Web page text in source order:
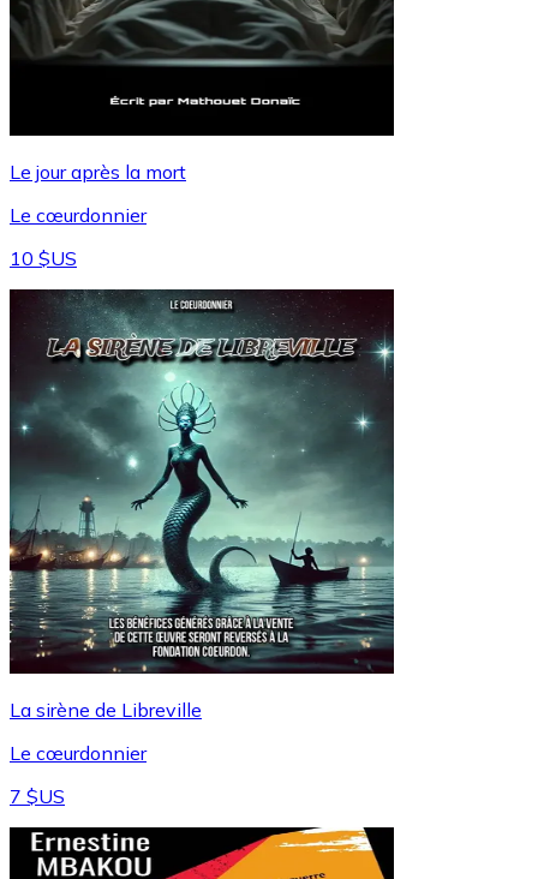
Le jour après la mort
Le cœurdonnier
10 $US
La sirène de Libreville
Le cœurdonnier
7 $US